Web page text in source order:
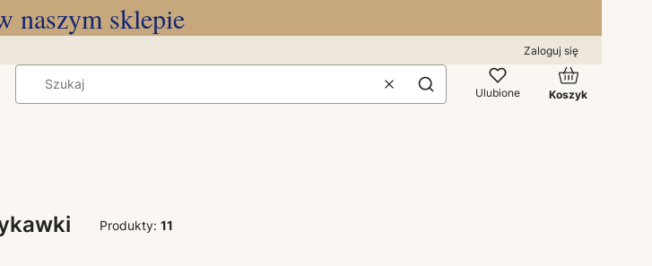
naszym sklepie
Zaloguj się
WyczyśćSzukaj Ulubione
Produkty w
Koszyk
Produkty: 11